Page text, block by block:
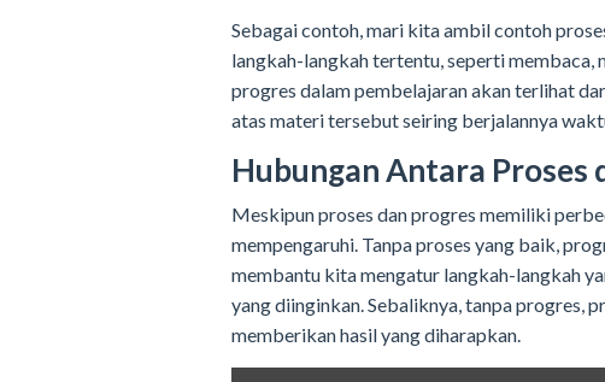
Sebagai contoh, mari kita ambil contoh
langkah-langkah tertentu, seperti membaca,
progres dalam pembelajaran akan terlihat
atas materi tersebut seiring berjalannya
Hubungan Antara Proses
Meskipun proses dan progres memiliki
mempengaruhi. Tanpa proses yang baik,
membantu kita mengatur langkah-langkah
yang diinginkan. Sebaliknya, tanpa progres,
memberikan hasil yang diharapkan.